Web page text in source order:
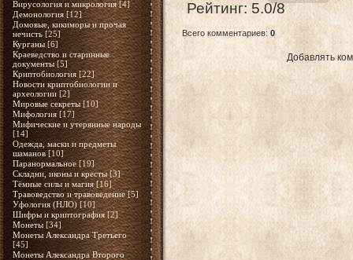
Вирусология и микрология [4]
Демонология [12]
Домовые, кикиморы и прочая
нечисть [25]
Курганы [6]
Краеведство и старинные
документы [5]
Криптобиология [22]
Новости криптобиологии и
археологии [2]
Мировые секреты [10]
Мифология [17]
Мифические и утерянные народы
[14]
Одежда, маски и предметы
шаманов [10]
Паранормальное [19]
Складни, иконы и кресты [3]
Тёмные силы и магия [16]
Травоведство и травоведение [5]
Уфология (НЛО) [10]
Шифры и криптография [2]
Монеты [34]
Монеты Александра Третьего
[45]
Монеты Александра Второго
Рейтинг: 5.0/8
Всего комментариев: 0
Добавлять